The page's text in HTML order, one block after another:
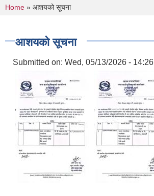
You are here
Home » आशयको सूचना
आशयको सूचना
Submitted on: Wed, 05/13/2026 - 14:26